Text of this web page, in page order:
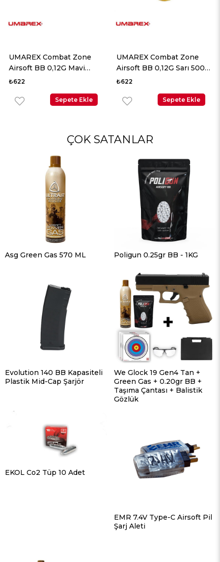
Zone
Mavi
Ekle
UMAREX Combat Zone
Airsoft BB 0,12G Sarı 5000
Sepete Ekle
Poligun 0.20gr
ÇOK SATANLAR
Asg Green Gas 570 ML Poligun 0.25gr BB - 1KG
Evolution 140 BB Kapasiteli
Plastik Mid-Cap Şarjör
We Glock 19 Gen4 Tan +
Green Gas + 0.20gr BB +
Taşıma Çantası + Balistik
Gözlük
EKOL Co2 Tüp 10 Adet
EMR 7.4V Type-C Airsoft Pil
Şarj Aleti